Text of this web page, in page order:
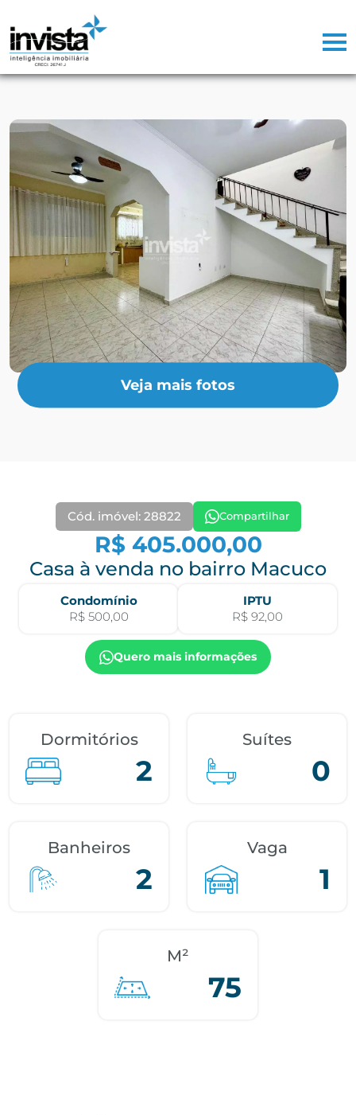
Veja mais fotos
Cód. imóvel: 28822 Compartilhar
R$ 405.000,00
Casa à venda no bairro Macuco
Condomínio
R$ 500,00
IPTU
R$ 92,00
Quero mais informações
Dormitórios
2
Suítes
0
Banheiros
2
Vaga
1
M²
75